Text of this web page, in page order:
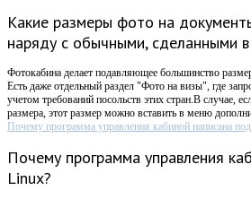
Какие размеры фото на
наряду с обычными, сделанными
Фотокабина делает подавляющее большинство
Есть даже отдельный раздел "Фото на визы", где
учетом требований посольств этих стран.В случае,
размера, этот размер можно вставить в меню
Почему программа управления кабиной написана
Почему программа управления
Linux?